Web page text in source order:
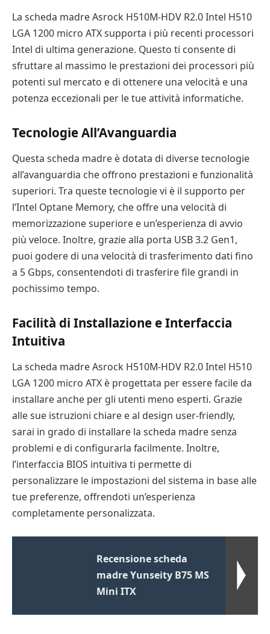
La scheda madre Asrock H510M-HDV R2.0 Intel H510
LGA 1200 micro ATX supporta i più recenti processori
Intel di ultima generazione. Questo ti consente di
sfruttare al massimo le prestazioni dei processori più
potenti sul mercato e di ottenere una velocità e una
potenza eccezionali per le tue attività informatiche.
Tecnologie All’Avanguardia
Questa scheda madre è dotata di diverse tecnologie
all’avanguardia che offrono prestazioni e funzionalità
superiori. Tra queste tecnologie vi è il supporto per
l’Intel Optane Memory, che offre una velocità di
memorizzazione superiore e un’esperienza di avvio
più veloce. Inoltre, grazie alla porta USB 3.2 Gen1,
puoi godere di una velocità di trasferimento dati fino
a 5 Gbps, consentendoti di trasferire file grandi in
pochissimo tempo.
Facilità di Installazione e Interfaccia
Intuitiva
La scheda madre Asrock H510M-HDV R2.0 Intel H510
LGA 1200 micro ATX è progettata per essere facile da
installare anche per gli utenti meno esperti. Grazie
alle sue istruzioni chiare e al design user-friendly,
sarai in grado di installare la scheda madre senza
problemi e di configurarla facilmente. Inoltre,
l’interfaccia BIOS intuitiva ti permette di
personalizzare le impostazioni del sistema in base alle
tue preferenze, offrendoti un’esperienza
completamente personalizzata.
Recensione scheda
madre Yunseity B75 MS
Mini ITX